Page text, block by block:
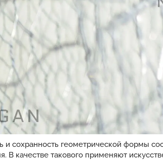
и сохранность геометрической формы
В качестве такового применяют